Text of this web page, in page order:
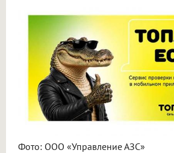
Фото: ООО «Управление АЗС»